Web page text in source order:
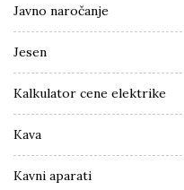
Javno naročanje
Jesen
Kalkulator cene elektrike
Kava
Kavni aparati